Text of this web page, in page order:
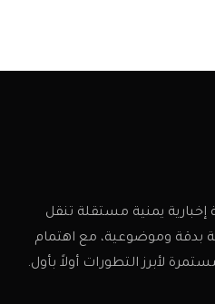
يمنية مستقلة تنقل
بدقة وموضوعية، مع اهتمام
لأبرز التطورات أولاً بأول.